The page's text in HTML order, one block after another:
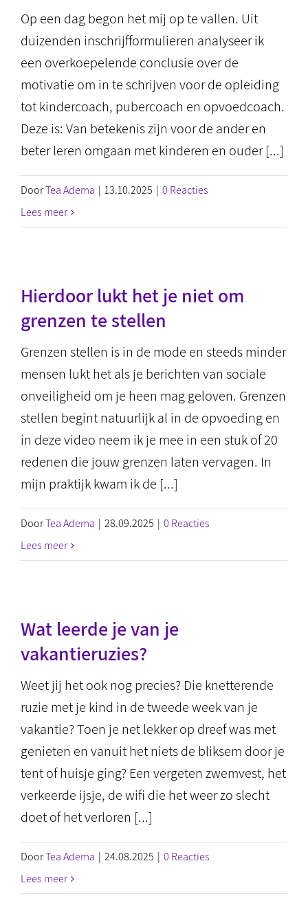
Op een dag begon het mij op te vallen. Uit
duizenden inschrijfformulieren analyseer ik
een overkoepelende conclusie over de
motivatie om in te schrijven voor de opleiding
tot kindercoach, pubercoach en opvoedcoach.
Deze is: Van betekenis zijn voor de ander en
beter leren omgaan met kinderen en ouder [...]
DoorTea Adema | 13.10.2025 | 0 Reacties
Lees meer
Hierdoor lukt het je niet om
grenzen te stellen
Grenzen stellen is in de mode en steeds minder
mensen lukt het als je berichten van sociale
onveiligheid om je heen mag geloven. Grenzen
stellen begint natuurlijk al in de opvoeding en
in deze video neem ik je mee in een stuk of 20
redenen die jouw grenzen laten vervagen. In
mijn praktijk kwam ik de [...]
DoorTea Adema | 28.09.2025 | 0 Reacties
Lees meer
Wat leerde je van je
vakantieruzies?
Weet jij het ook nog precies? Die knetterende
ruzie met je kind in de tweede week van je
vakantie? Toen je net lekker op dreef was met
genieten en vanuit het niets de bliksem door je
tent of huisje ging? Een vergeten zwemvest, het
verkeerde ijsje, de wifi die het weer zo slecht
doet of het verloren [...]
DoorTea Adema | 24.08.2025 | 0 Reacties
Lees meer